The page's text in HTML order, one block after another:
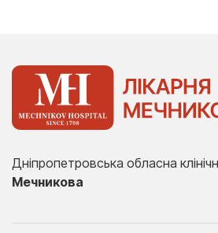
Дніпропетровська обласна
Мечникова